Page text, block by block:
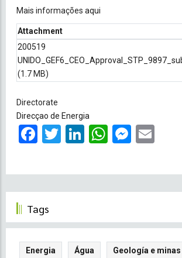
Mais informações aqui
Attachment
200519
(1.7 MB)
Directorate
Direcçao de Energia
Facebook
Twitter
LinkedIn
WhatsApp
Tags
Energia Água Geología e minas